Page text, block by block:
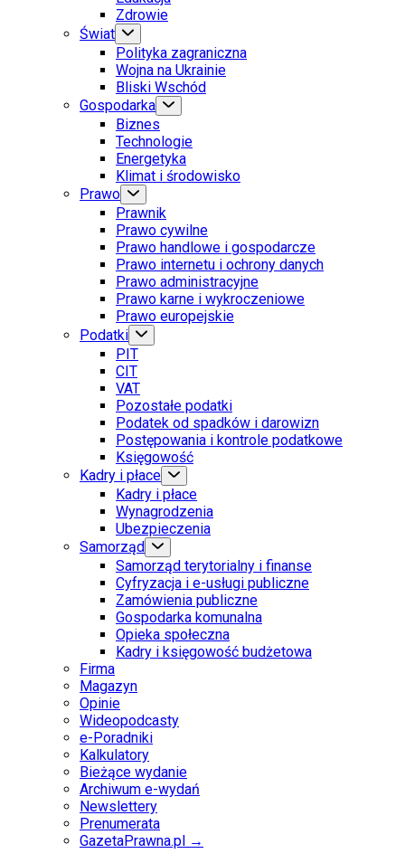
Zdrowie
Świat
Polityka zagraniczna
Wojna na Ukrainie
Bliski Wschód
Gospodarka
Biznes
Technologie
Energetyka
Klimat i środowisko
Prawo
Prawnik
Prawo cywilne
Prawo handlowe i gospodarcze
Prawo internetu i ochrony danych
Prawo administracyjne
Prawo karne i wykroczeniowe
Prawo europejskie
Podatki
PIT
CIT
VAT
Pozostałe podatki
Podatek od spadków i darowizn
Postępowania i kontrole podatkowe
Księgowość
Kadry i płace
Kadry i płace
Wynagrodzenia
Ubezpieczenia
Samorząd
Samorząd terytorialny i finanse
Cyfryzacja i e-usługi publiczne
Zamówienia publiczne
Gospodarka komunalna
Opieka społeczna
Kadry i księgowość budżetowa
Firma
Magazyn
Opinie
Wideopodcasty
e-Poradniki
Kalkulatory
Bieżące wydanie
Archiwum e-wydań
Newslettery
Prenumerata
GazetaPrawna.pl →